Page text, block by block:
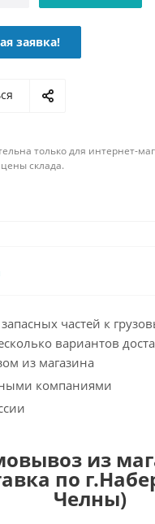
заявка!
только для интернет-
склада.
частей к
вариантов
из магазина
компаниями
из
по
Челны)